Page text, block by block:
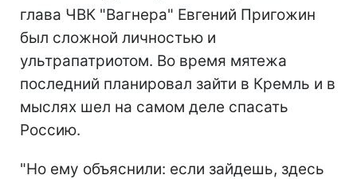
глава ЧВК "Вагнера" Евгений Пригожин
был сложной личностью и
ультрапатриотом. Во время мятежа
последний планировал зайти в Кремль и в
мыслях шел на самом деле спасать
Россию.
"Но ему объяснили: если зайдешь, здесь